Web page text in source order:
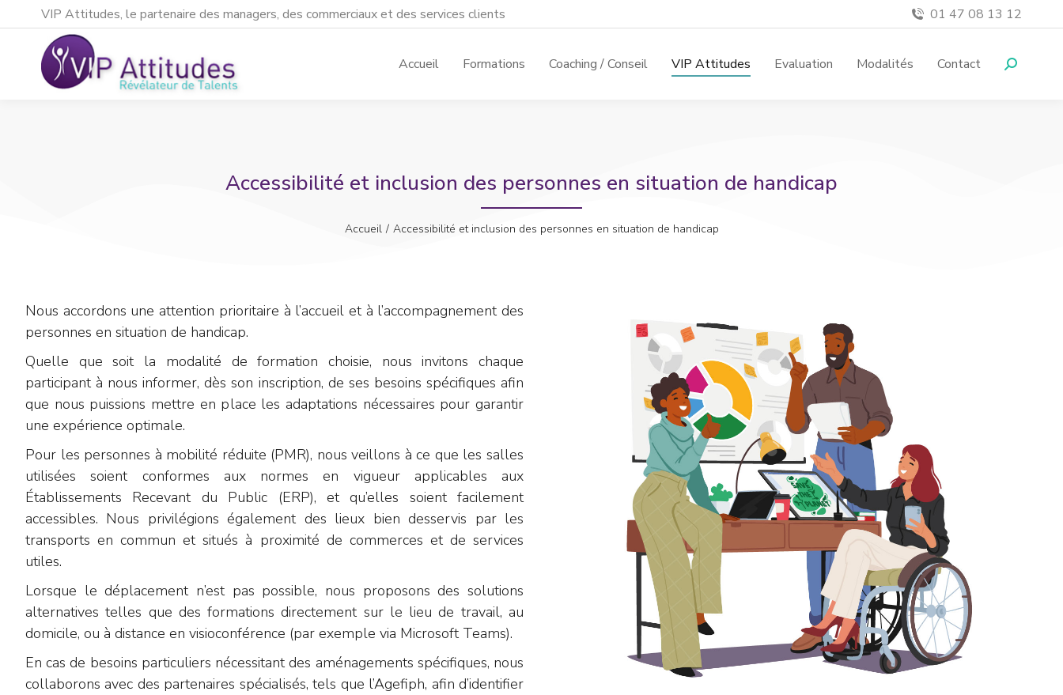
VIP Attitudes, le partenaire des managers, des commerciaux et des services clients 01 47 08 13 12
Accueil Formations Coaching / Conseil VIP Attitudes Evaluation Modalités Contact
Accessibilité et inclusion des personnes en situation de handicap
Accueil Accessibilité et inclusion des personnes en situation de handicap
Nous accordons une attention prioritaire à l’accueil et à l’accompagnement des
personnes en situation de handicap.
Quelle que soit la modalité de formation choisie, nous invitons chaque
participant à nous informer, dès son inscription, de ses besoins spécifiques afin
que nous puissions mettre en place les adaptations nécessaires pour garantir
une expérience optimale.
Pour les personnes à mobilité réduite (PMR), nous veillons à ce que les salles
utilisées soient conformes aux normes en vigueur applicables aux
Établissements Recevant du Public (ERP), et qu’elles soient facilement
accessibles. Nous privilégions également des lieux bien desservis par les
transports en commun et situés à proximité de commerces et de services
utiles.
Lorsque le déplacement n’est pas possible, nous proposons des solutions
alternatives telles que des formations directement sur le lieu de travail, au
domicile, ou à distance en visioconférence (par exemple via Microsoft Teams).
En cas de besoins particuliers nécessitant des aménagements spécifiques, nous
collaborons avec des partenaires spécialisés, tels que l’Agefiph, afin d’identifier